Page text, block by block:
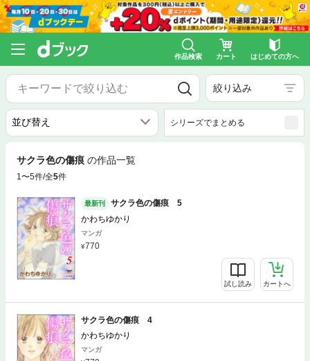
作品検索 カート はじめての方へ
絞り込み
シリーズでまとめる
サクラ色の傷痕 の作品一覧
1〜5件/全5件
最新刊
サクラ色の傷痕 5
かわちゆかり
マンガ
770
試し読み カートへ
サクラ色の傷痕 4
かわちゆかり
マンガ